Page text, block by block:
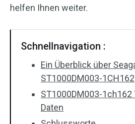
helfen Ihnen weiter.
Schnellnavigation :
Ein Überblick über
ST1000DM003-1CH162
ST1000DM003-
Daten